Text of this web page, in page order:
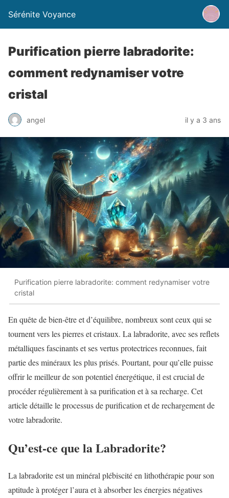
Sérénite Voyance
Purification pierre labradorite:
comment redynamiser votre
cristal
angel il y a 3 ans
Purification pierre labradorite: comment redynamiser votre
cristal
En quête de bien-être et d’équilibre, nombreux sont ceux qui se
tournent vers les pierres et cristaux. La labradorite, avec ses reflets
métalliques fascinants et ses vertus protectrices reconnues, fait
partie des minéraux les plus prisés. Pourtant, pour qu’elle puisse
offrir le meilleur de son potentiel énergétique, il est crucial de
procéder régulièrement à sa purification et à sa recharge. Cet
article détaille le processus de purification et de rechargement de
votre labradorite.
Qu’est-ce que la Labradorite?
La labradorite est un minéral plébiscité en lithothérapie pour son
aptitude à protéger l’aura et à absorber les énergies négatives